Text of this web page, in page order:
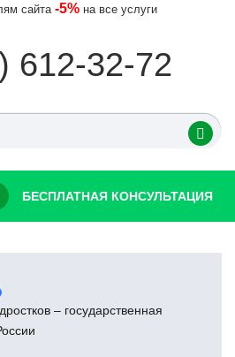
сайта -5% на все услуги
612-32-72
БЕСПЛАТНАЯ КОНСУЛЬТАЦИЯ
– государственная